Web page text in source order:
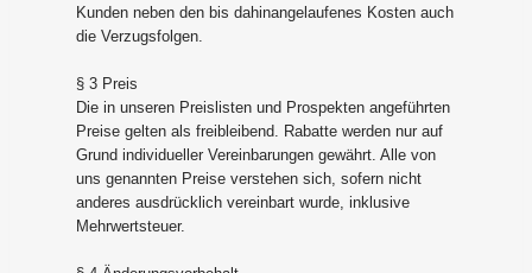
Kunden neben den bis dahinangelaufenes Kosten auch
die Verzugsfolgen.
§ 3 Preis
Die in unseren Preislisten und Prospekten angeführten
Preise gelten als freibleibend. Rabatte werden nur auf
Grund individueller Vereinbarungen gewährt. Alle von
uns genannten Preise verstehen sich, sofern nicht
anderes ausdrücklich vereinbart wurde, inklusive
Mehrwertsteuer.